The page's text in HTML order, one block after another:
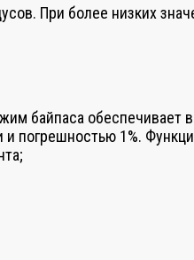
При более низких
байпаса обеспечивает
1%.